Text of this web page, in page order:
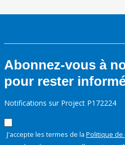
Abonnez-vous à
pour rester
Notifications sur Project P172224
J'accepte les termes de la Politique